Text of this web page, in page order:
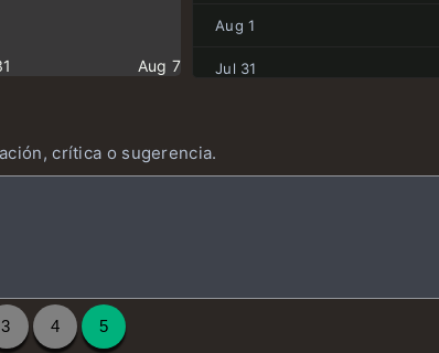
Aug 7
Aug 1
Jul 31
crítica o sugerencia.
3 4 5